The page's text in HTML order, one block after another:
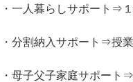
・一人暮らしサポート⇒
・分割納入サポート⇒授
・母子父子家庭サポート